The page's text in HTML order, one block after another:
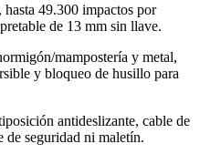
49.300 impactos por
de 13 mm sin llave.
mampostería y metal,
y bloqueo de husillo para
antideslizante, cable de
de seguridad ni maletín.